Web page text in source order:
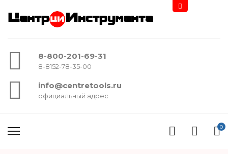
Центр Инструмента
8-800-201-69-31
8-8152-78-35-00
info@centretools.ru
официальный адрес
0